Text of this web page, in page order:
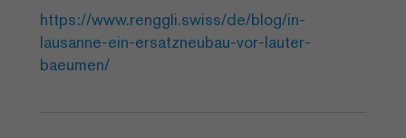
https://www.renggli.swiss/de/blog/in-
lausanne-ein-ersatzneubau-vor-lauter-
baeumen/